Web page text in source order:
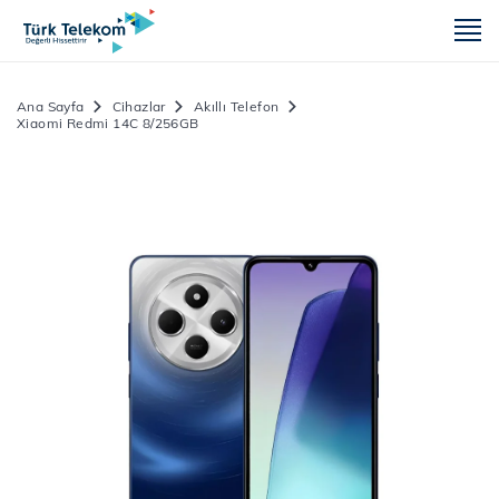
Ana Sayfa Cihazlar
Akıllı Telefon
Xiaomi Redmi 14C 8/256GB